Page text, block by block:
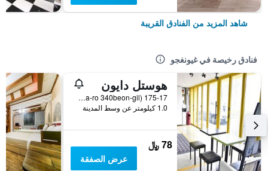
شاهد المزيد من الفنادق القريبة
فنادق رخيصة في غيونغجو
هوستل دايون
175-17 Seongdong-Dong (12, Wonhwa-ro 340beon-gil), غيونغجو, كوريا الجنوبية
1.0 كيلومتر عن وسط المدينة
78 ﷼
عرض الصفقة